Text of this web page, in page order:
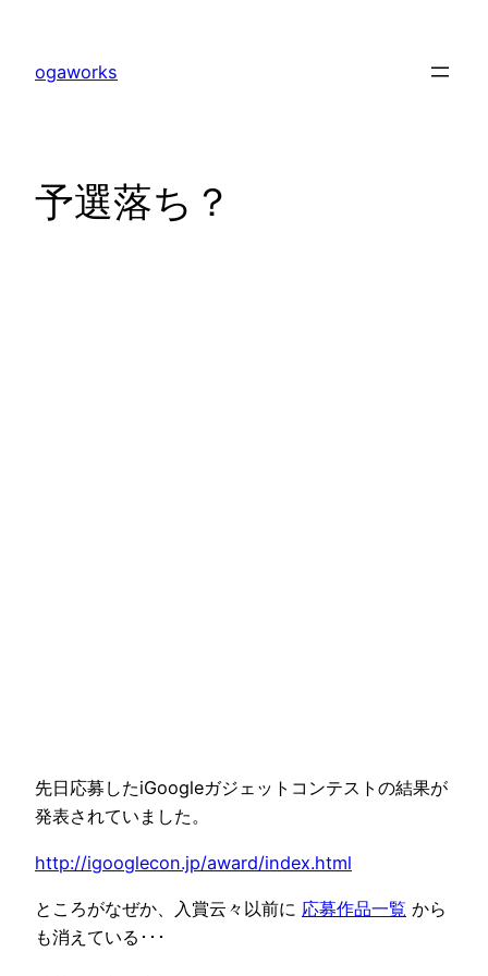
ogaworks
予選落ち？
先日応募したiGoogleガジェットコンテストの結果が
発表されていました。
http://igooglecon.jp/award/index.html
ところがなぜか、入賞云々以前に 応募作品一覧 から
も消えている･･･